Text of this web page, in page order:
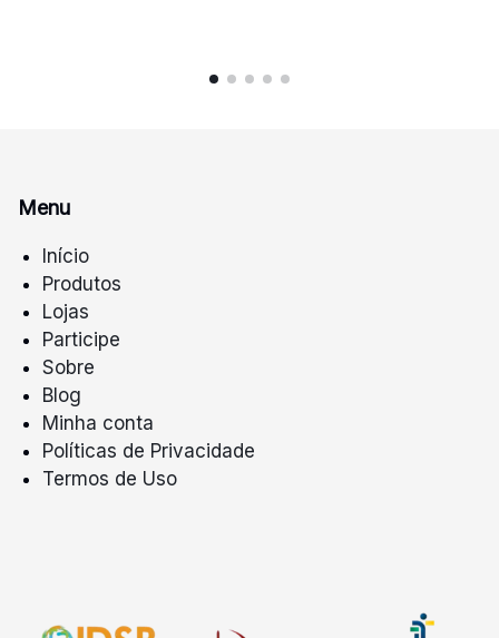
Menu
Início
Produtos
Lojas
Participe
Sobre
Blog
Minha conta
Políticas de Privacidade
Termos de Uso